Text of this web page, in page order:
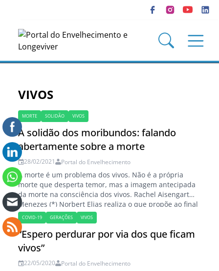
VIVOS
MORTE SOLIDÃO VIVOS
A solidão dos moribundos: falando
abertamente sobre a morte
28/02/2021 Portal do Envelhecimento
A morte é um problema dos vivos. Não é a própria
morte que desperta temor, mas a imagem antecipada
da morte na consciência dos vivos. Rachel Aisengart
Menezes (*) Norbert Elias realiza o que propõe ao final
de seu livro: falar abertamente sobre a morte. Para ele,
"a morte não é terrível, passa-se ao sono…
COVID-19 GERAÇÕES VIVOS
“Espero perdurar por via dos que ficam
vivos”
22/05/2020 Portal do Envelhecimento